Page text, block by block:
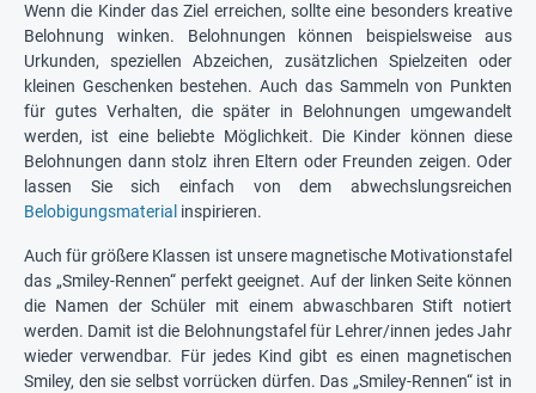
Wenn die Kinder das Ziel erreichen, sollte eine besonders kreative
Belohnung winken. Belohnungen können beispielsweise aus
Urkunden, speziellen Abzeichen, zusätzlichen Spielzeiten oder
kleinen Geschenken bestehen. Auch das Sammeln von Punkten
für gutes Verhalten, die später in Belohnungen umgewandelt
werden, ist eine beliebte Möglichkeit. Die Kinder können diese
Belohnungen dann stolz ihren Eltern oder Freunden zeigen. Oder
lassen Sie sich einfach von dem abwechslungsreichen
Belobigungsmaterial inspirieren.
Auch für größere Klassen ist unsere magnetische Motivationstafel
das „Smiley-Rennen“ perfekt geeignet. Auf der linken Seite können
die Namen der Schüler mit einem abwaschbaren Stift notiert
werden. Damit ist die Belohnungstafel für Lehrer/innen jedes Jahr
wieder verwendbar. Für jedes Kind gibt es einen magnetischen
Smiley, den sie selbst vorrücken dürfen. Das „Smiley-Rennen“ ist in